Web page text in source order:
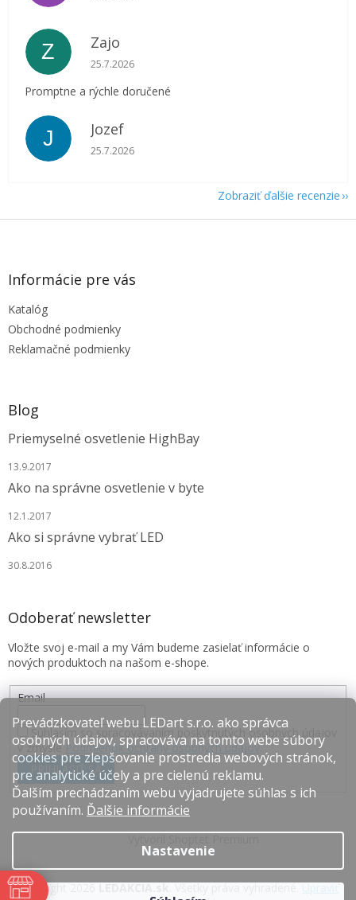
Prevádzkovateľ webu LEDart s.r.o. ako správca
osobných údajov, spracováva na tomto webe súbory
cookies pre zlepšovanie prostredia webových stránok,
pre analytické účely a pre cielenú reklamu.
Ďalším prechádzaním webu vyjadrujete súhlas s ich
používaním. Ďalšie informácie
Nastavenie
Z Zajo
Hodnotenie obchodu je 5 z 5 hviezdičiek.
25.7.2026
Promptne a rýchle doručené
J Jozef
Hodnotenie obchodu je 5 z 5 hviezdičiek.
25.7.2026
Zobraziť ďalšie recenzie
Z
Informácie pre vás
Katalóg
Obchodné podmienky
Reklamačné podmienky
Blog
Priemyselné osvetlenie HighBay
13.9.2017
Ako na správne osvetlenie v byte
12.1.2017
Ako si správne vybrať LED
30.8.2016
Odoberať newsletter
Vložte svoj e-mail a my Vám budeme zasielať informácie o
nových produktoch na našom e-shope.
Email
Súhlasím so spracovávaním poskytnutých osobných údajov
v zmysle Podmienok ochrany osobných údajov.
PRIHLÁSIŤ SA
Copyright 2026